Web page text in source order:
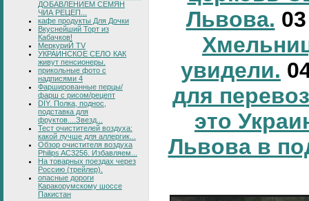
ДОБАВЛЕНИЕМ СЕМЯН
ЧИА РЕЦЕП...
кафе продукты Для Дочки
Вкуснейший Торт из
Кабачков!
МеркуриЙ TV
УКРАИНСКОЕ СЕЛО КАК
живут пенсионеры.
прикольные фото с
надписями 4
Фаршированные перцы/
фарш с рисом/рецепт
DIY. Полка, поднос,
подставка для
фруктов....Звезд...
Тест очистителей воздуха:
какой лучше для аллергик...
Обзор очистителя воздуха
Philips AC3256. Избавляем...
На товарных поездах через
Россию (трейлер).
опасные дороги
Каракорумскому шоссе
Пакистан
Львова.
увидели.
для
это
Львова в